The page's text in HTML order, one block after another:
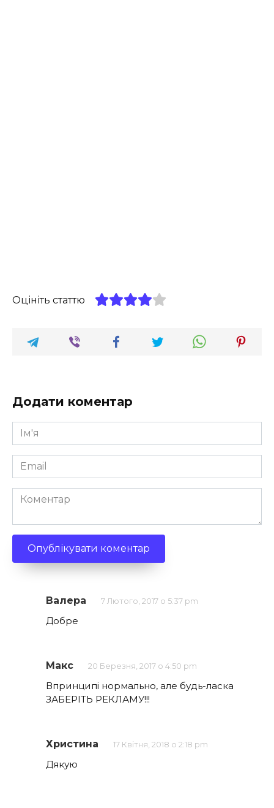
Оцініть статтю
Додати коментар
Ім'я
*
Email
*
Коментар
Валера 7 Лютого, 2017 о 5:37 pm
Добре
Макс 20 Березня, 2017 о 4:50 pm
Впринципі нормально, але будь-ласка
ЗАБЕРІТЬ РЕКЛАМУ!!!
Христина 17 Квітня, 2018 о 2:18 pm
Дякую